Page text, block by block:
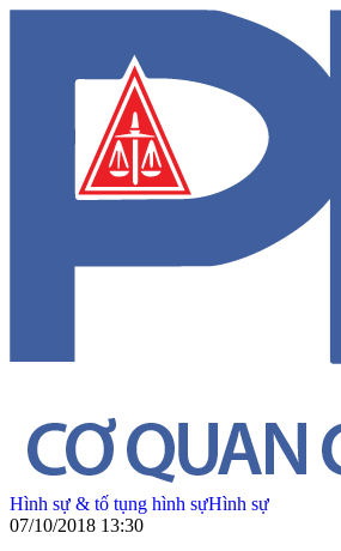
Hình sự & tố tụng hình sựHình sự
07/10/2018 13:30